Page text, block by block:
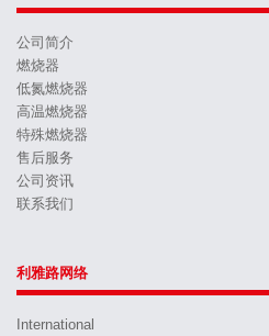
公司简介
燃烧器
低氮燃烧器
高温燃烧器
特殊燃烧器
售后服务
公司资讯
联系我们
利雅路网络
International